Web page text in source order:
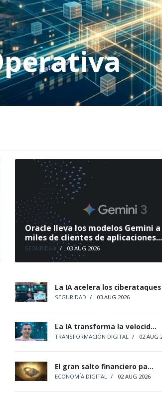
Oracle lleva los modelos Gemini a
miles de clientes de aplicaciones...
SEGURIDAD / 03 AUG 2026
La IA acelera los ciberataques
SEGURIDAD / 03 AUG 2026
La IA transforma la velocid...
TRANSFORMACIÓN DIGITAL / 02 AUG
El gran salto financiero pa...
ECONOMÍA DIGITAL / 02 AUG 2026